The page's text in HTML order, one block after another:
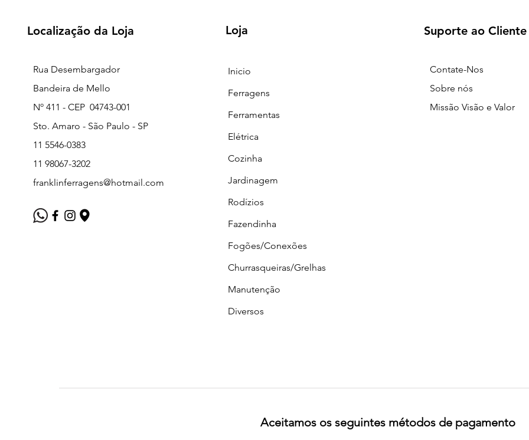
Localização da Loja
Rua Desembargador
Bandeira de Mello
Nº 411 - CEP 04743-001
Sto. Amaro - São Paulo - SP
11 5546-0383
11 98067-3202
franklinferragens@hotmail.com
Loja
Inicio
Ferragens
Ferramentas
Elétrica
Cozinha
Jardinagem
Rodízios
Fazendinha
Fogões/Conexões
Churrasqueiras/Grelhas
Manutenção
Diversos
Suporte ao Cliente
Contate-Nos
Sobre nós
Missão Visão e Valor
Aceitamos os seguintes métodos de pagamento